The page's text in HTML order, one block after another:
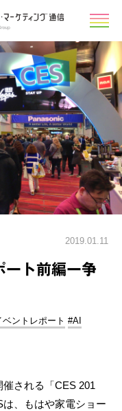
2019.01.11
ト前編ー争
ベントレポート #AI
される「CES 201
、もはや家電ショー